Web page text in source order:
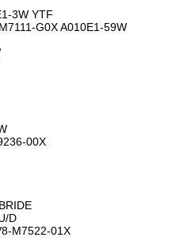
3W YTF
G0X A010E1-59W
00X
D
M7522-01X